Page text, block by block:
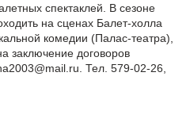
спектаклей. В сезоне
на сценах Балет-холла
комедии (Палас-театра),
заключение договоров
. Тел. 579-02-26,